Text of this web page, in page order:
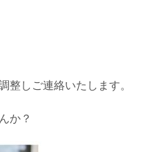
整しご連絡いたします。
か？